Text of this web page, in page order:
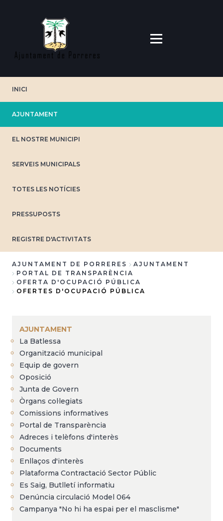
INICI
AJUNTAMENT
EL NOSTRE MUNICIPI
SERVEIS MUNICIPALS
TOTES LES NOTÍCIES
PRESSUPOSTS
REGISTRE D'ACTIVITATS
Fil
d'Ariadna
AJUNTAMENT DE PORRERES
AJUNTAMENT
PORTAL DE TRANSPARÈNCIA
OFERTA D'OCUPACIÓ PÚBLICA
OFERTES D'OCUPACIÓ PÚBLICA
AJUNTAMENT
La Batlessa
Organització municipal
Equip de govern
Oposició
Junta de Govern
Òrgans col·legiats
Comissions informatives
Portal de Transparència
Adreces i telèfons d'interès
Documents
Enllaços d'interès
Plataforma Contractació Sector Públic
Es Saig, Butlletí informatiu
Denúncia circulació Model 064
Campanya "No hi ha espai per el masclisme"